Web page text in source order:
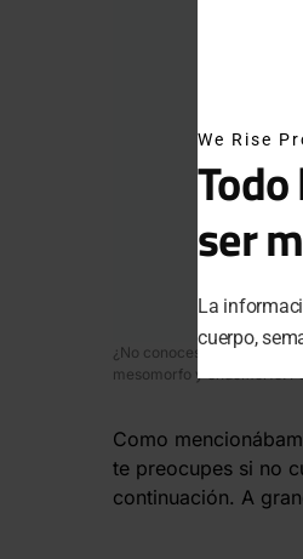
¿No conoces tu tipo de
mesomorfo y endomorfo.
Como
te preocupes si no
continuación. A
We Rise
ser
La
cuerpo,